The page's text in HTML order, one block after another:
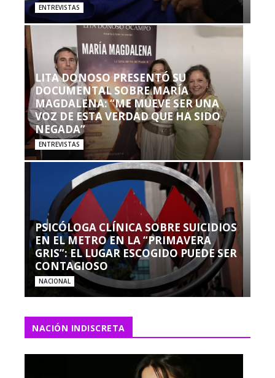
ENTREVISTAS
LITA DONOSO PRESENTÓ SU
DOCUMENTAL SOBRE MARÍA
MAGDALENA: “ME MUEVE SER UNA
VOZ DE ESTA VERDAD QUE HA SIDO
NEGADA”
ENTREVISTAS
PSICÓLOGA CLÍNICA SOBRE SUICIDIOS
EN EL METRO EN LA “PRIMAVERA
GRIS”: EL LUGAR ESCOGIDO PUEDE SER
CONTAGIOSO
NACIONAL
NACIÓN INDISCRETA